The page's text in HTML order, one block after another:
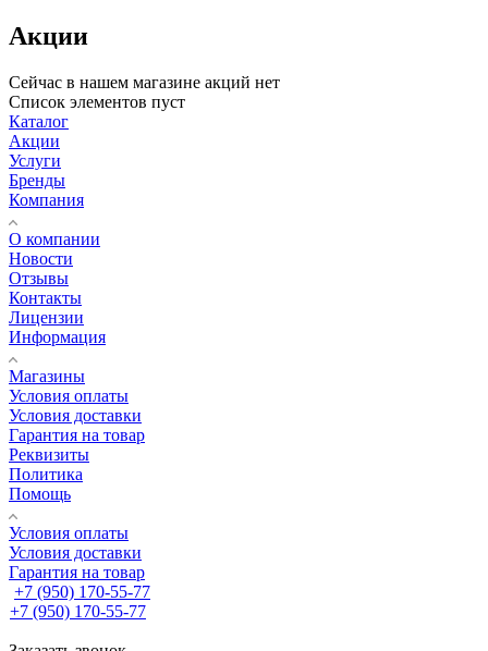
Акции
Сейчас в нашем магазине акций нет
Список элементов пуст
Каталог
Акции
Услуги
Бренды
Компания
О компании
Новости
Отзывы
Контакты
Лицензии
Информация
Магазины
Условия оплаты
Условия доставки
Гарантия на товар
Реквизиты
Политика
Помощь
Условия оплаты
Условия доставки
Гарантия на товар
+7 (950) 170-55-77
+7 (950) 170-55-77